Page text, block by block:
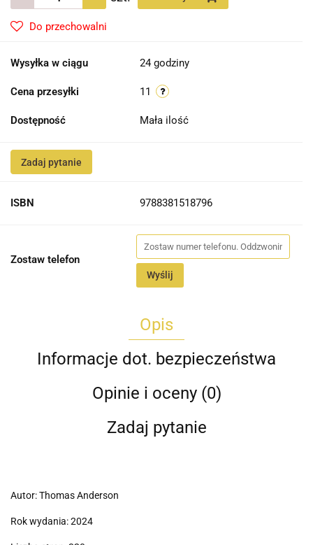
Do przechowalni
Wysyłka w ciągu 24 godziny
Cena przesyłki 11
Dostępność Mała ilość
Zadaj pytanie
ISBN 9788381518796
Zostaw telefon
Wyślij
Opis
Informacje dot. bezpieczeństwa
Opinie i oceny (0)
Zadaj pytanie
Autor: Thomas Anderson
Rok wydania: 2024